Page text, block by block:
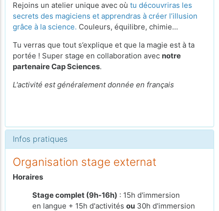
Rejoins un atelier unique avec où tu découvriras les
secrets des magiciens et apprendras à créer l’illusion
grâce à la science. Couleurs, équilibre, chimie…
Tu verras que tout s’explique et que la magie est à ta
portée ! Super stage en collaboration avec notre
partenaire Cap Sciences.
L'activité est généralement donnée en français
Infos pratiques
Organisation stage externat
Horaires
Stage complet (9h-16h) : 15h d'immersion
en langue + 15h d'activités ou 30h d'immersion